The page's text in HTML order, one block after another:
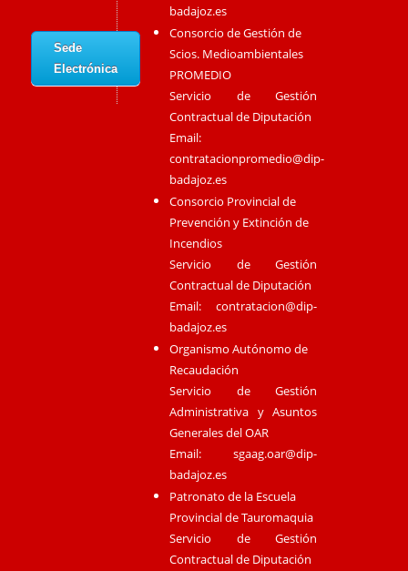
Sede
Electrónica
badajoz.es
Consorcio de Gestión de
Scios. Medioambientales
PROMEDIO
Servicio de Gestión
Contractual de Diputación
Email:
contratacionpromedio@dip-
badajoz.es
Consorcio Provincial de
Prevención y Extinción de
Incendios
Servicio de Gestión
Contractual de Diputación
Email:contratacion@dip-
badajoz.es
Organismo Autónomo de
Recaudación
Servicio de Gestión
Administrativa y Asuntos
Generales del OAR
Email:sgaag.oar@dip-
badajoz.es
Patronato de la Escuela
Provincial de Tauromaquia
Servicio de Gestión
Contractual de Diputación